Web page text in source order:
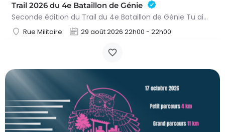
Trail 2026 du 4e Bataillon de Génie
Seconde édition du Trail du 4e Bataillon de Génie Tu aimes les défis sportifs exigeants ? Tu es désireux de…
Rue Militaire 29 août 2026 22h00 - 22h00